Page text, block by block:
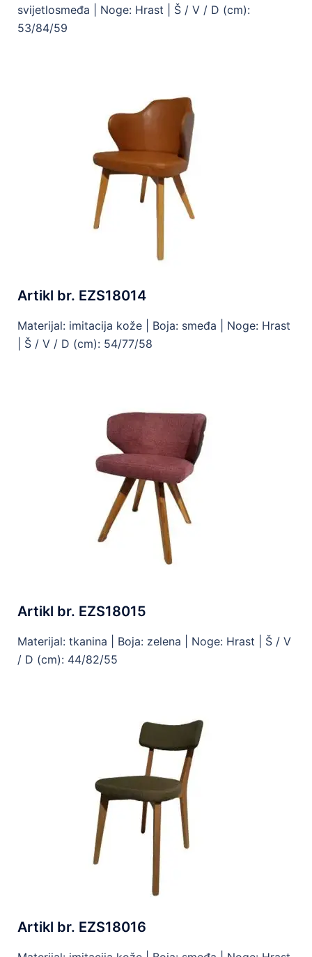
svijetlosmeđa | Noge: Hrast | Š / V / D (cm):
53/84/59
Artikl br. EZS18014
Materijal: imitacija kože | Boja: smeđa | Noge: Hrast
Š / V / D (cm): 54/77/58
Artikl br. EZS18015
Materijal: tkanina | Boja: zelena | Noge: Hrast | Š / V
/ D (cm): 44/82/55
Artikl br. EZS18016